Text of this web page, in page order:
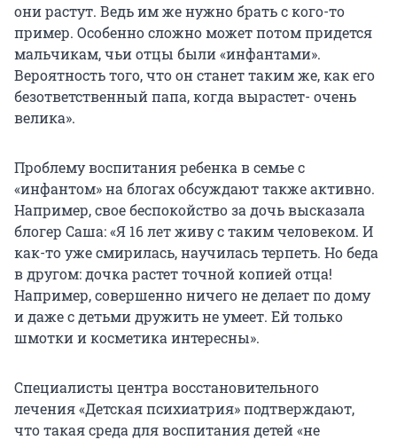
они растут. Ведь им же нужно брать с кого-то
пример. Особенно сложно может потом придется
мальчикам, чьи отцы были «инфантами».
Вероятность того, что он станет таким же, как его
безответственный папа, когда вырастет- очень
велика».
Проблему воспитания ребенка в семье с
«инфантом» на блогах обсуждают также активно.
Например, свое беспокойство за дочь высказала
блогер Саша: «Я 16 лет живу с таким человеком. И
как-то уже смирилась, научилась терпеть. Но беда
в другом: дочка растет точной копией отца!
Например, совершенно ничего не делает по дому
и даже с детьми дружить не умеет. Ей только
шмотки и косметика интересны».
Специалисты центра восстановительного
лечения «Детская психиатрия» подтверждают,
что такая среда для воспитания детей «не